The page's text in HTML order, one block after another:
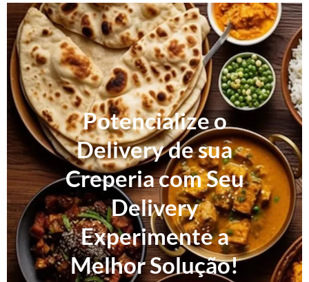
Potencialize o
Delivery de sua
Creperia com Seu
Delivery
Experimente a
Melhor Solução!